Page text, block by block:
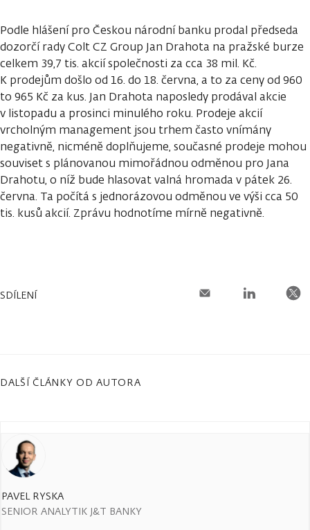
Podle hlášení pro Českou národní banku prodal předseda
dozorčí rady Colt CZ Group Jan Drahota na pražské burze
celkem 39,7 tis. akcií společnosti za cca 38 mil. Kč.
K prodejům došlo od 16. do 18. června, a to za ceny od 960
to 965 Kč za kus. Jan Drahota naposledy prodával akcie
v listopadu a prosinci minulého roku. Prodeje akcií
vrcholným management jsou trhem často vnímány
negativně, nicméně doplňujeme, současné prodeje mohou
souviset s plánovanou mimořádnou odměnou pro Jana
Drahotu, o níž bude hlasovat valná hromada v pátek 26.
června. Ta počítá s jednorázovou odměnou ve výši cca 50
tis. kusů akcií. Zprávu hodnotíme mírně negativně.
SDÍLENÍ
DALŠÍ ČLÁNKY OD AUTORA
PAVEL RYSKA
SENIOR ANALYTIK J&T BANKY